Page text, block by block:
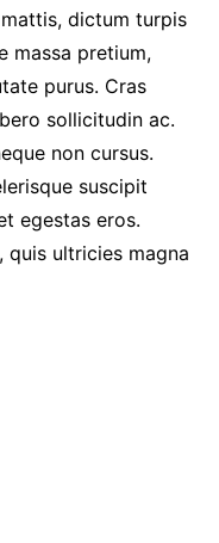
dictum turpis
massa pretium,
purus. Cras
sollicitudin ac.
non cursus.
suscipit
egestas eros.
quis ultricies magna